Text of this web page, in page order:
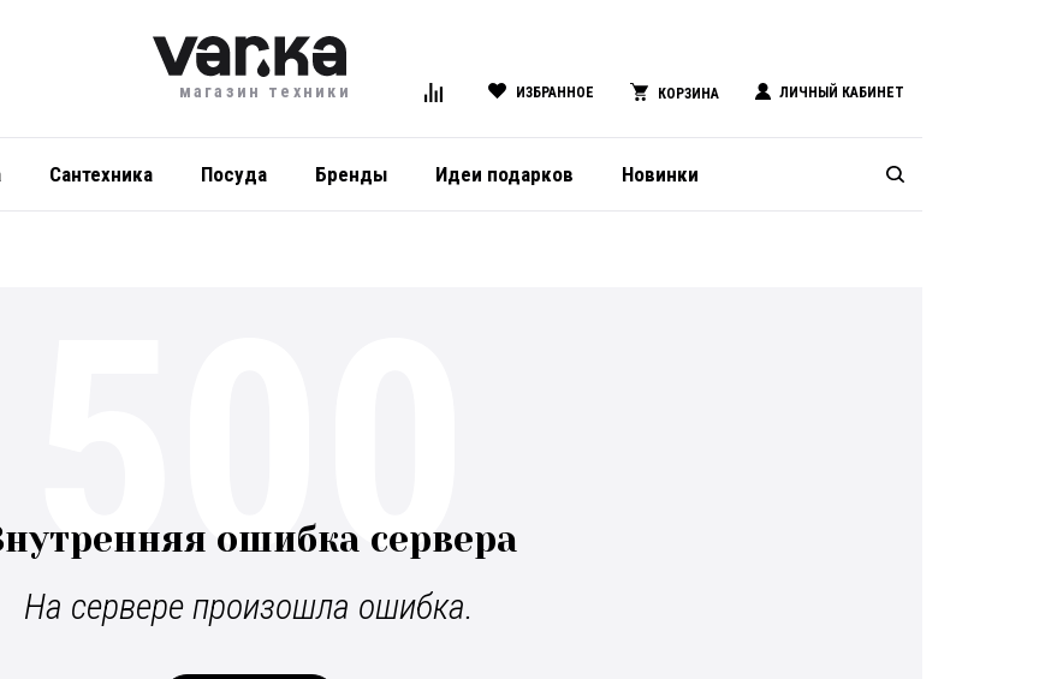
магазин техники ИЗБРАННОЕ КОРЗИНА ЛИЧНЫЙ КАБИНЕТ
Сантехника Посуда Бренды Идеи подарков Новинки
ошибка сервера
На сервере произошла ошибка.
500